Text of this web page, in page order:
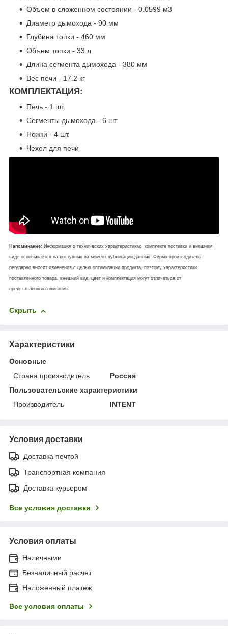
Объем в сложенном состоянии - 0.0599 м3
Диаметр дымохода - 90 мм
Глубина топки - 460 мм
Объем топки - 33 л
Длина сегмента дымохода - 380 мм
Вес печи - 17.2 кг
КОМПЛЕКТАЦИЯ:
Печь - 1 шт.
Сегменты дымохода - 6 шт.
Ножки - 4 шт.
Чехол для печи
Напоминание: Информация о технических характеристиках, комплекте поставки и внешнем
виде основывается на доступных на момент публикации данных. Фирма-производитель
регулярно вносит изменения с целью оптимизации продукта, поэтому характеристики
поставленного товара, внешний вид, цвет и комплектация могут отличаться от
представленного описания.
Скрыть
Характеристики
Основные
Страна производитель
Россия
Пользовательские характеристики
Производитель
INTENT
Условия доставки
Доставка почтой
Транспортная компания
Доставка курьером
Все условия доставки
Условия оплаты
Наличными
Безналичный расчет
Наложенный платеж
Все условия оплаты